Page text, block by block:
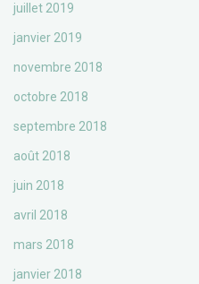
juillet 2019
janvier 2019
novembre 2018
octobre 2018
septembre 2018
août 2018
juin 2018
avril 2018
mars 2018
janvier 2018